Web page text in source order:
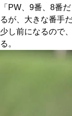
「PW、9番、8番
るが、大きな番手
少し前になるので
る。